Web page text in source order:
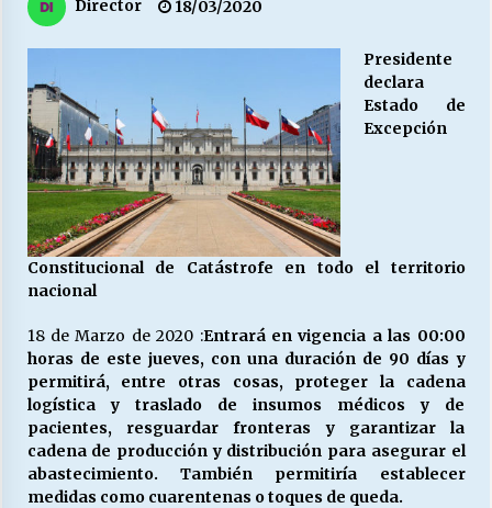
MUNICIPALIDAD, TRABAJADORES, CLIMA
13/07/2026
Escuela hospitalaria El Carmen de Maipu.
25/06/2026
¿Qué habrían dicho?
VOLVER A SER ALTERNATIVA
16/06/2026
MUNICIPALIDADES, HONORARIOS, DESPIDOS
28/05/2026
Director 18/03/2020
Presidente
declara
Estado de
Excepción
Constitucional de Catástrofe en todo el territorio
nacional
18 de Marzo de 2020 :Entrará en vigencia a las 00:00
horas de este jueves, con una duración de 90 días y
permitirá, entre otras cosas, proteger la cadena
logística y traslado de insumos médicos y de
pacientes, resguardar fronteras y garantizar la
cadena de producción y distribución para asegurar el
abastecimiento. También permitiría establecer
medidas como cuarentenas o toques de queda.